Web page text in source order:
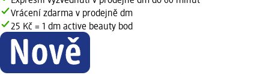
Vrácení zdarma v prodejně dm
25 Kč = 1 dm active beauty bod